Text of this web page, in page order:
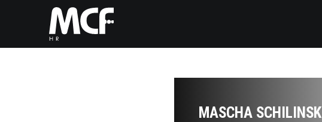
MASCHA SCHILINSKI